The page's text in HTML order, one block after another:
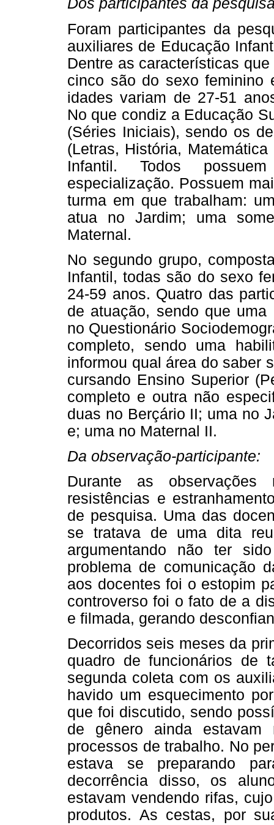
Dos participantes da
Foram participantes da
auxiliares de Educação
Dentre as características
cinco são do sexo feminino
idades variam de 27-51
No que condiz a Educação
(Séries Iniciais), sendo os
(Letras, História,
Infantil. Todos
especialização. Possuem
turma em que trabalham:
atua no Jardim; uma
Maternal.
No segundo grupo,
Infantil, todas são do sexo
24-59 anos. Quatro das
de atuação, sendo que
no Questionário
completo, sendo uma
informou qual área do saber
cursando Ensino Superior
completo e outra não
duas no Berçário II; uma no
e; uma no Maternal II.
Da observação-participante:
Durante as observações
resistências e
de pesquisa. Uma das
se tratava de uma dita
argumentando não ter
problema de comunicação
aos docentes foi o estopim
controverso foi o fato de a
e filmada, gerando
Decorridos seis meses da
quadro de funcionários de
segunda coleta com os
havido um esquecimento
que foi discutido, sendo
de gênero ainda estavam
processos de trabalho. No
estava se preparando
decorrência disso, os
estavam vendendo rifas,
produtos. As cestas, por